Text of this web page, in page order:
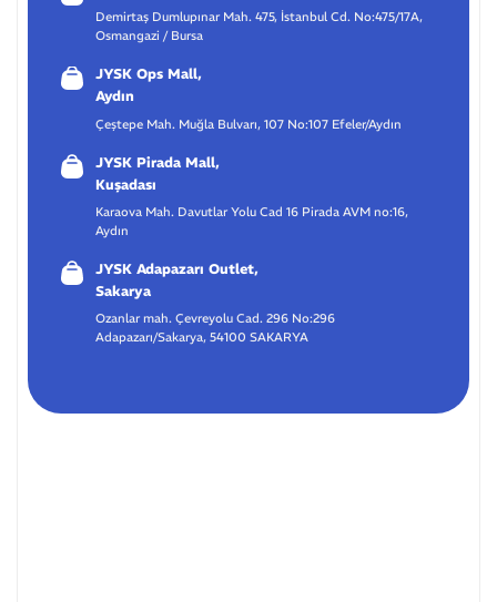
Demirtaş Dumlupınar Mah. 475, İstanbul Cd. No:475/17A,
Osmangazi / Bursa
JYSK Ops Mall,
Aydın
Çeştepe Mah. Muğla Bulvarı, 107 No:107 Efeler/Aydın
JYSK Pirada Mall,
Kuşadası
Karaova Mah. Davutlar Yolu Cad 16 Pirada AVM no:16,
Aydın
JYSK Adapazarı Outlet,
Sakarya
Ozanlar mah. Çevreyolu Cad. 296 No:296
Adapazarı/Sakarya, 54100 SAKARYA